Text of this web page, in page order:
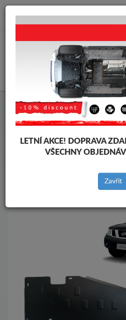
Kryt pod motor Nissan Kryt pod
Značky vozidel
Zpět na
LETNÍ AKCE! DOPRAVA
VŠECHNY
Zavřít